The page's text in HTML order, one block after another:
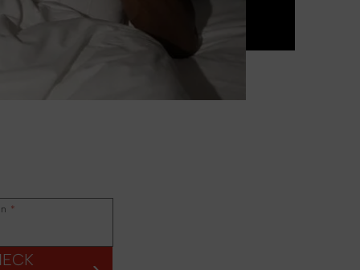
*